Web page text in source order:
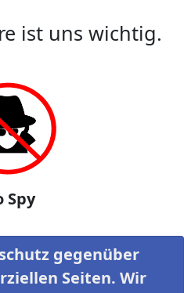
ist uns wichtig.
Spy
gegenüber
Seiten. Wir